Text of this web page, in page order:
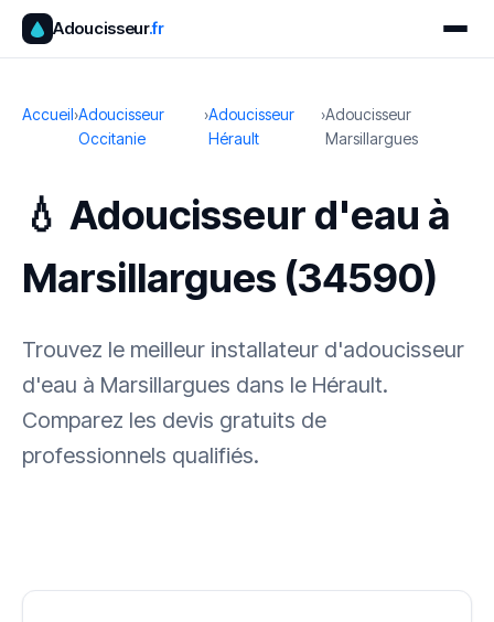
Adoucisseur.fr
Accueil›Adoucisseur
Occitanie
›Adoucisseur
Hérault
›Adoucisseur
Marsillargues
💧 Adoucisseur d'eau à
Marsillargues (34590)
Trouvez le meilleur installateur d'adoucisseur
d'eau à Marsillargues dans le Hérault.
Comparez les devis gratuits de
professionnels qualifiés.